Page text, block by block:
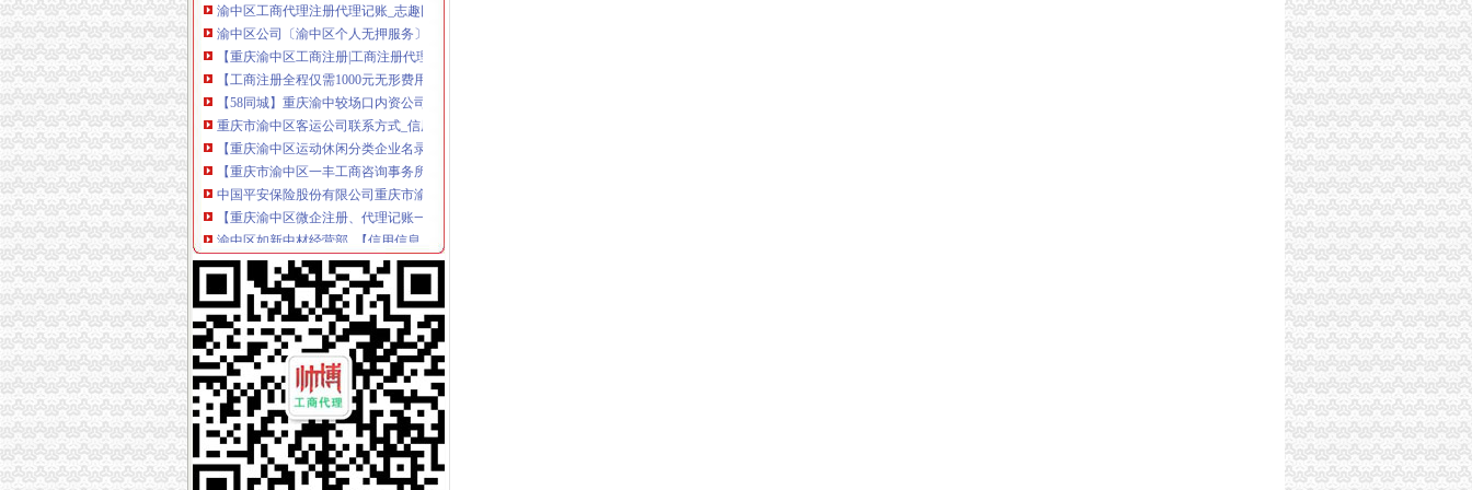
渝中区公司〔渝中区个人无押服务〕|价格,厂家,图片
【重庆渝中区工商注册|工商注册代理|工商注册代办】-重庆赶集网
【工商注册全程仅需1000元无形费用公司注销】-渝中大坪易登网
【58同城】重庆渝中较场口内资公司注册服务_内资公司注册代理_内资
重庆市渝中区客运公司联系方式_信用报告_工商信息-启信宝
【重庆渝中区运动休闲分类企业名录_渝中区运动休闲分类公司页】-
【重庆市渝中区一丰工商咨询事务所_代办重庆建筑园林开发资质】-公
中国平安保险股份有限公司重庆市渝中区支公司_【信用信息_诉讼信息
【重庆渝中区微企注册、代理记账一条龙服务】-渝中解放碑易登网
渝中区如新中材经营部_【信用信息_诉讼信息_财务信息_注册信息_
【重庆水土兰锻造有限公司渝中区经营部工商信息】-阿土伯工商信
重庆市渝中区石油有限责任公司石化分公司_【信用信息_诉讼信息_财
【重庆渝中区大坪搬家公司渝中区搬家公司上清寺搬家公司,重庆千
【重庆渝中区安防产品企业名录_渝中区安防产品公司页】-搜了网
重庆渝中区工商注册——价格优.注册快.服务好-重庆58同城
渝中区互缘来百货网店_【信用信息_诉讼信息_财务信息_注册信息_电
重庆市渝中区银利汽配有限责任公司|重庆市渝中区银利汽配有限责任公
重庆市渝中区渝海社区服务有限公司
重庆市渝中区五金交电化工公司|重庆市渝中区五金交电化工公司网站
重庆市渝中区
【重庆沙坪坝搬家公司重庆搬家公司重庆渝中区搬家,重庆千红搬家